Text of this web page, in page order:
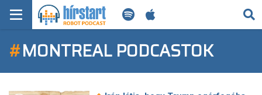
KERESÉS
KEZDŐLAP
FRISS HÍREK
#MONTREAL PODCASTOK